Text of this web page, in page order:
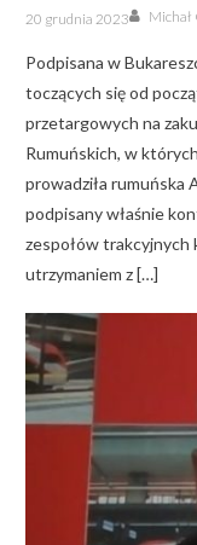
Posted
on
20 grudnia 2023 Author
Michał
Podpisana w
toczących się od
przetargowych na
Rumuńskich, w
prowadziła rumuńska
podpisany właśnie
zespołów trakcyjnych
utrzymaniem z […]